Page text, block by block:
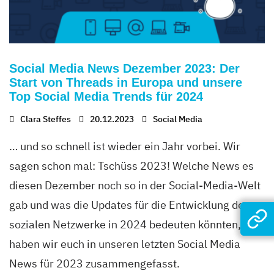
Social Media News Dezember 2023: Der
Start von Threads in Europa und unsere
Top Social Media Trends für 2024
Clara Steffes 20.12.2023 Social Media
… und so schnell ist wieder ein Jahr vorbei. Wir
sagen schon mal: Tschüss 2023! Welche News es
diesen Dezember noch so in der Social-Media-Welt
gab und was die Updates für die Entwicklung der
sozialen Netzwerke in 2024 bedeuten könnten, das
haben wir euch in unseren letzten Social Media
News für 2023 zusammengefasst.